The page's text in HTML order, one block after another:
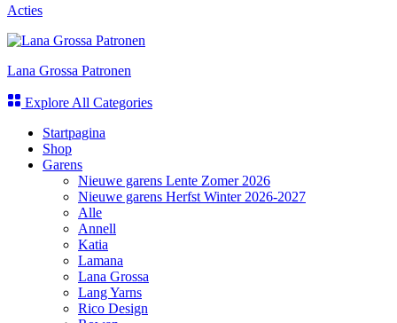
Acties
Lana Grossa Patronen
Explore All Categories
Startpagina
Shop
Garens
Nieuwe garens Lente Zomer 2026
Nieuwe garens Herfst Winter 2026-2027
Alle
Annell
Katia
Lamana
Lana Grossa
Lang Yarns
Rico Design